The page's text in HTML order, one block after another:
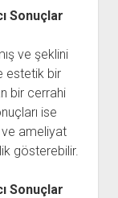
Sonuçlar
ve şeklini
estetik bir
bir cerrahi
ise
ve ameliyat
gösterebilir.
Sonuçlar